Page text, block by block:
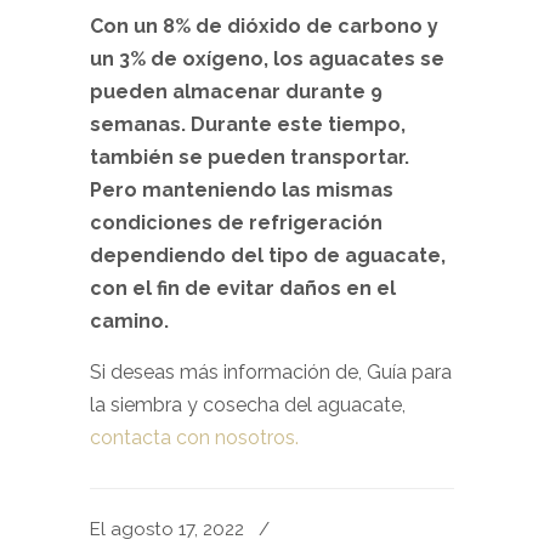
Con un 8% de dióxido de carbono y
un 3% de oxígeno, los aguacates se
pueden almacenar durante 9
semanas. Durante este tiempo,
también se pueden transportar.
Pero manteniendo las mismas
condiciones de refrigeración
dependiendo del tipo de aguacate,
con el fin de evitar daños en el
camino.
Si deseas más información de, Guía para
la siembra y cosecha del aguacate,
contacta con nosotros.
El agosto 17, 2022
/